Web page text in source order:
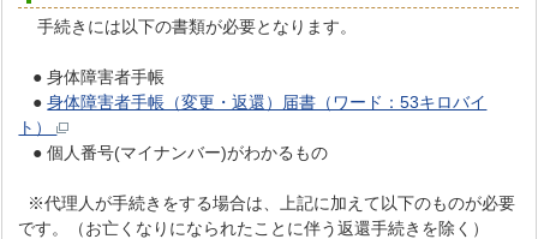
手続きには以下の書類が必要となります。
● 身体障害者手帳
●身体障害者手帳（変更・返還）届書（ワード：53キロバイ
ト）
● 個人番号(マイナンバー)がわかるもの
※代理人が手続きをする場合は、上記に加えて以下のものが必要
です。（お亡くなりになられたことに伴う返還手続きを除く）